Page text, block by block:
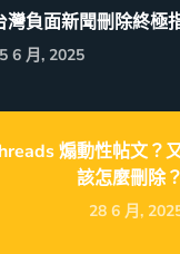
灣負面新聞刪除終極
6 月, 2025
煽動性帖文？
該怎麼刪除？
28 6 月,